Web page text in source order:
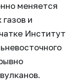
меняется
и
Институт